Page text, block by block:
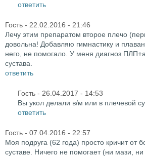
ответить
Гость - 22.02.2016 - 21:46
Лечу этим препаратом второе плечо
довольна! Добавляю гимнастику и
него, не помогало. У меня диагноз
сустава.
ответить
Гость - 26.04.2017 - 14:53
Вы укол делали в/м или в плечевой
ответить
Гость - 07.04.2016 - 22:57
Моя подруга (62 года) просто кричит от
суставе. Ничего не помогает (ни мази,